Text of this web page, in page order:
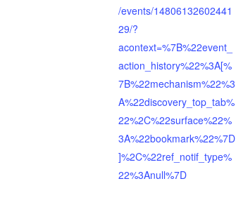
/events/14806132602441
29/?
acontext=%7B%22event_
action_history%22%3A[%
7B%22mechanism%22%3
A%22discovery_top_tab%
22%2C%22surface%22%
3A%22bookmark%22%7D
]%2C%22ref_notif_type%
22%3Anull%7D